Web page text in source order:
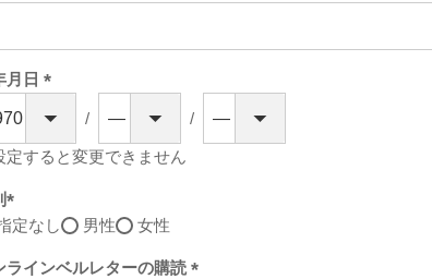
月日
すると変更できません
(必
定なし 男性 女性
ラインベルレターの購読